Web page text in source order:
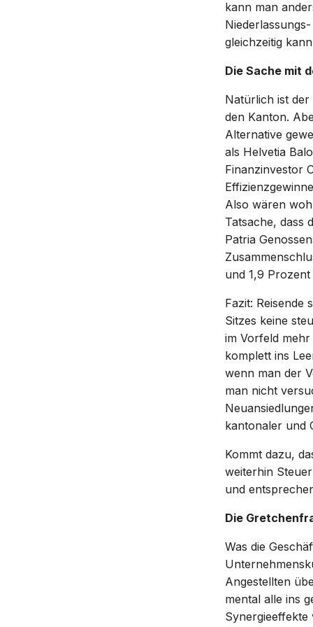
kann man
gleichzeitig
Die Sache mit
Natürlich ist der
den Kanton.
Alternative
als Helvetia
Finanzinvestor
Also wären
Tatsache, dass
Patria
und 1,9
Fazit: Reisende
Sitzes keine
im Vorfeld
komplett ins
wenn man der
man nicht
kantonaler und
Kommt dazu,
weiterhin
und
Die
Was die
Angestellten
mental alle ins